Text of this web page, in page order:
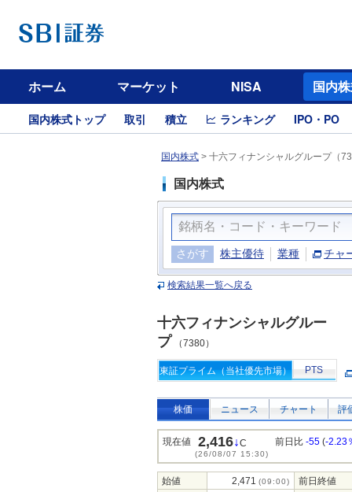
ホーム マーケット NISA 国内
国内株式トップ 取引 積立 ランキング IPO・PO
国内株式 > 十六フィナンシャルグループ（
国内株式
さがす 株主優待 業種 チャ
検索結果一覧へ戻る
十六フィナンシャルグルー
プ （7380）
東証プライム（当社優先市場） PTS
株価 ニュース チャート 評
現在値 2,416↓C
(26/08/07 15:30)
前日比 -55 (-2.23
始値 2,471 (09:00)
前日終値